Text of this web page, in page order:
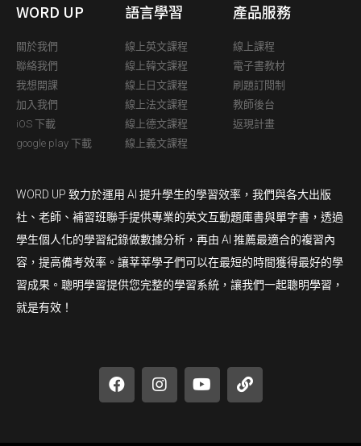
WORD UP
關於我們
聯絡我們
我想開課
加入我們
iOS 下載
google play 下載
語言學習
線上英文課程
線上韓文課程
線上日文課程
線上法文課程
線上德文課程
線上義文課程
產品服務
線上課程
電子書教材
刷題訂閱制
教師後台
返現計畫
WORD UP 致力於運用 AI 提升學生的學習效率，我們與各大出版
社、老師、補習班聯手提供專業的英文互動題庫書與單字書，透過
學生個人化的學習紀錄做數據分析，再由 AI 推薦最適合的複習內
容，提高備考效率。讓莘莘學子們可以在最短的時間獲得最好的學
習成果。聰明學習提供您完整的學習系統，讓我們一起聰明學習，
就是有效！